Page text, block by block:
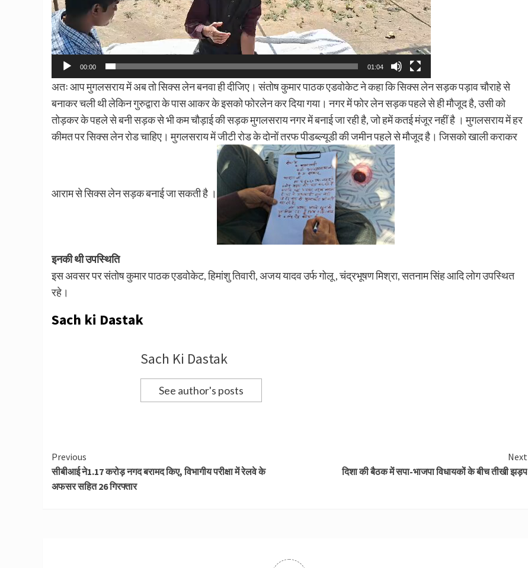
00:00 01:04
अतः आप मुगलसराय में अब तो सिक्स लेन बनवा ही दीजिए। संतोष कुमार पाठक एडवोकेट ने कहा कि सिक्स लेन सड़क पड़ाव चौराहे से
बनाकर चली थी लेकिन गुरुद्वारा के पास आकर के इसको फोरलेन कर दिया गया। नगर में फोर लेन सड़क पहले से ही मौजूद है, उसी को
तोड़कर के पहले से बनी सड़क से भी कम चौड़ाई की सड़क मुगलसराय नगर में बनाई जा रही है, जो हमें कतई मंजूर नहीं है । मुगलसराय में हर
कीमत पर सिक्स लेन रोड चाहिए। मुगलसराय में जीटी रोड के दोनों तरफ पीडब्ल्यूडी की जमीन पहले से मौजूद है। जिसको खाली कराकर
आराम से सिक्स लेन सड़क बनाई जा सकती है ।
इनकी थी उपस्थिति
इस अवसर पर संतोष कुमार पाठक एडवोकेट, हिमांशु तिवारी, अजय यादव उर्फ गोलू , चंद्रभूषण मिश्रा, सतनाम सिंह आदि लोग उपस्थित
रहे।
Sach ki Dastak
Sach Ki Dastak
See author's posts
Continue
Reading
Previous
सीबीआई ने1.17 करोड़ नगद बरामद किए, विभागीय परीक्षा में रेलवे के
अफसर सहित 26 गिरफ्तार
Next
दिशा की बैठक में सपा-भाजपा विधायकों के बीच तीखी झड़प